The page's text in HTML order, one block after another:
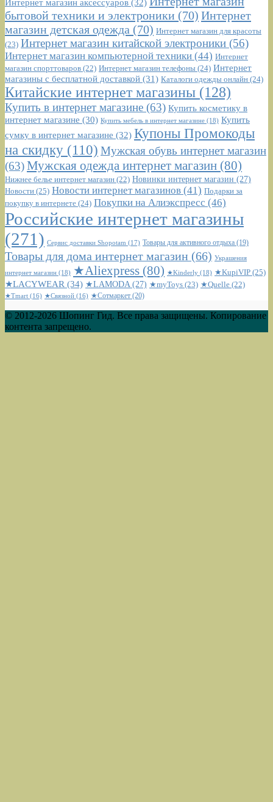
Интернет магазин аксессуаров (32)
бытовой техники и электроники (70) Интернет
магазин детская одежда (70) Интернет магазин для красоты
(23) Интернет магазин китайской электроники (56)
Интернет магазин компьютерной техники (44) Интернет
магазин спорттоваров (22) Интернет магазин телефоны (24) Интернет
магазины с бесплатной доставкой (31) Каталоги одежды онлайн (24)
Китайские интернет магазины (128)
Купить в интернет магазине (63) Купить косметику в
интернет магазине (30) Купить мебель в интернет магазине (18) Купить
сумку в интернет магазине (32) Купоны Промокоды
на скидку (110) Мужская обувь интернет магазин
(63)Мужская одежда интернет магазин (80)
Нижнее белье интернет магазин (22) Новинки интернет магазин (27)
Новости (25) Новости интернет магазинов (41) Подарки за
покупку в интернете (24) Покупки на Алиэкспресс (46)
Российские интернет магазины
(271) Сервис доставки Shopotam (17) Товары для активного отдыха (19)
Товары для дома интернет магазин (66) Украшения
интернет магазин (18) ★Aliexpress (80) ★Kinderly (18) ★KupiVIP (25)
★LACYWEAR (34) ★LAMODA(27) ★myToys (23) ★Quelle (22)
★Tmart (16) ★Связной (16) ★Сотмаркет (20)
© 2012-2026 Шопинг Гид. Все права защищены. Копирование
контента запрещено.